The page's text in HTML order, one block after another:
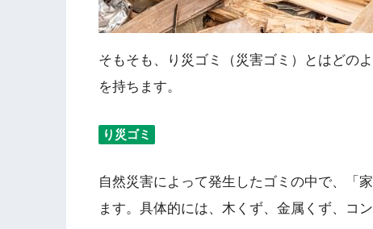
そもそも、り災ゴミ（災害ゴミ）とはどの
を持ちます。
り災ゴミ
自然災害によって発生したゴミの中で、「
ます。具体的には、木くず、金属くず、コ